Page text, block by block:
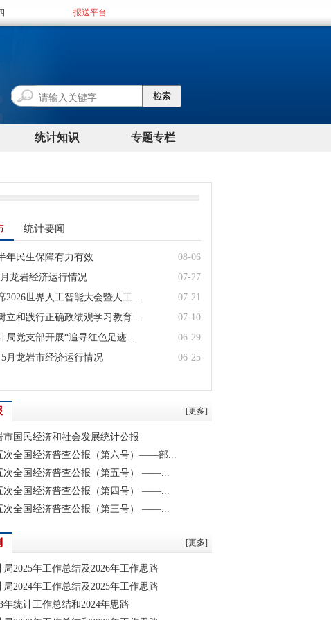
统计要闻
年民生保障有力有效 08-06
龙岩经济运行情况 07-27
2026世界人工智能大会暨人工... 07-21
立和践行正确政绩观学习教育... 07-10
局党支部开展“追寻红色足迹... 06-29
5月龙岩市经济运行情况 06-25
[更多]
市国民经济和社会发展统计公报
次全国经济普查公报（第六号）——部...
次全国经济普查公报（第五号） ——...
次全国经济普查公报（第四号） ——...
次全国经济普查公报（第三号） ——...
[更多]
2025年工作总结及2026年工作思路
2024年工作总结及2025年工作思路
年统计工作总结和2024年思路